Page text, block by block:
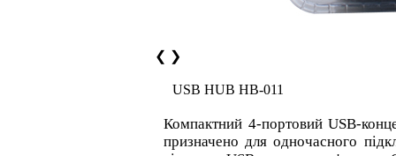
❮ ❯
USB HUB HB-011
Компактний 4-портовий USB-
призначено для одночасного